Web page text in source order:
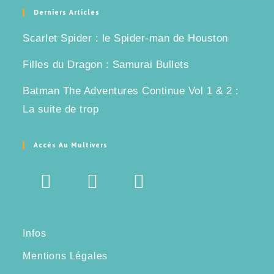
LIRE LA SUITE…
Derniers Articles
Scarlet Spider : le Spider-man de Houston
Filles du Dragon : Samurai Bullets
Batman The Adventures Continue Vol 1 & 2 :
La suite de trop
Accès Au Multivers
Infos
Mentions Légales